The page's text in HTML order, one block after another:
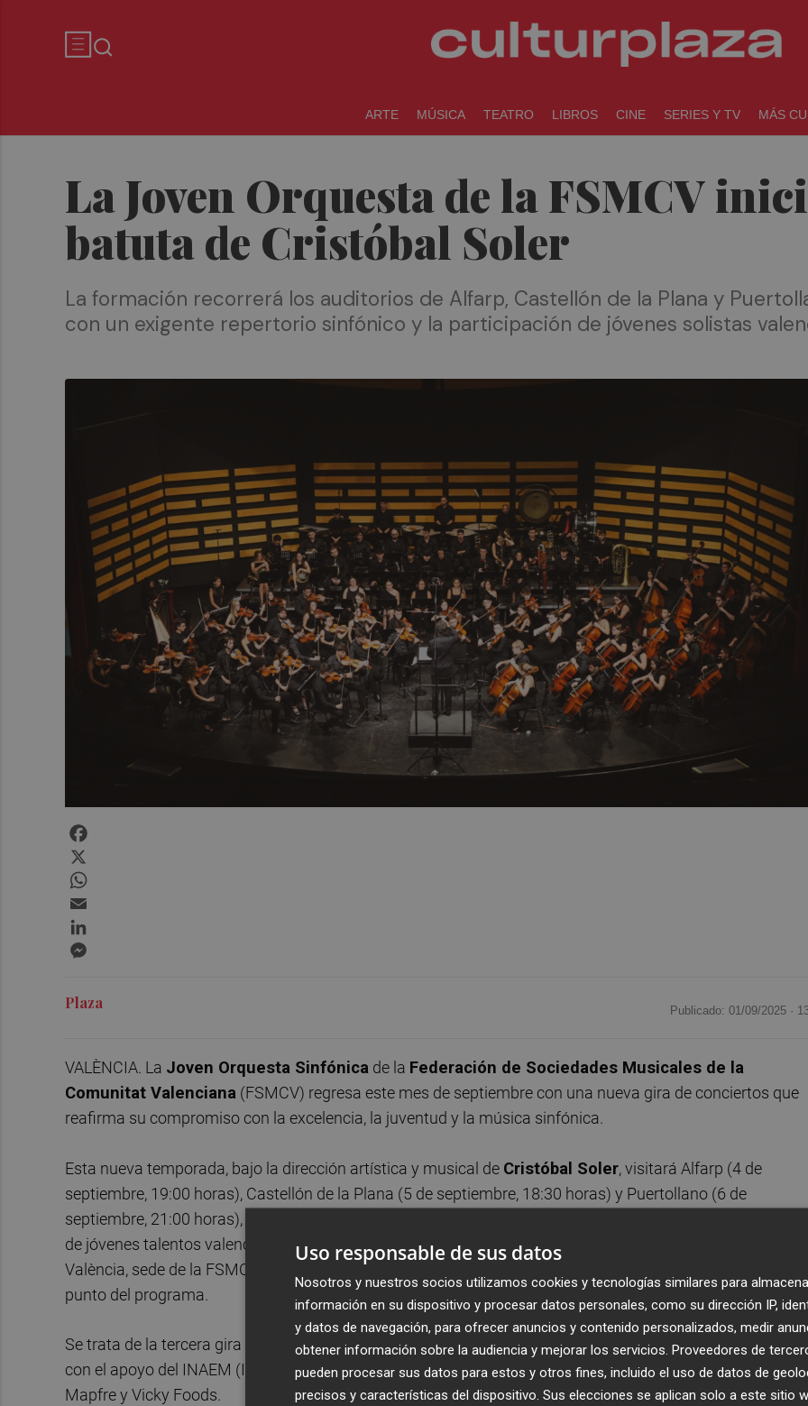
ARTE MÚSICA TEATRO LIBROS CINE SERIES Y TV MÁS
La Joven Orquesta de la FSMCV
batuta de Cristóbal Soler
La formación recorrerá los auditorios de Alfarp, Castellón de la Plana y
con un exigente repertorio sinfónico y la participación de jóvenes solistas
Plaza Publicado: 01/09/2025 ·
VALÈNCIA. La Joven Orquesta Sinfónica de la Federación de Sociedades Musicales de la
Comunitat Valenciana (FSMCV) regresa este mes de septiembre con una nueva gira de conciertos que
reafirma su compromiso con la excelencia, la juventud y la música sinfónica.
Esta nueva temporada, bajo la dirección artística y musical de Cristóbal Soler, visitará Alfarp (4 de
septiembre, 19:00 horas), Castellón de la Plana (5 de septiembre, 18:30 horas) y Puertollano (6 de
septiembre, 21:00 horas), en una propuesta que combina un repertorio de gran exigencia con la
de jóvenes talentos valencianos. El tour está precedido por un encuentro pedagógico en l’Alqueria Julià de
València, sede de la FSMCV, donde los integrantes de la orquesta trabajan durante varios días la puesta a
punto del programa.
Se trata de la tercera gira en la que la formación visita auditorios fuera de la Comunitat Valenciana y
con el apoyo del INAEM (Instituto Nacional de las Artes Escénicas y de la Música), además del patrocinio
Mapfre y Vicky Foods.
Uso responsable de sus datos
Nosotros y nuestros socios utilizamos cookies y tecnologías similares para
información en su dispositivo y procesar datos personales, como su dirección IP,
y datos de navegación, para ofrecer anuncios y contenido personalizados, medir
obtener información sobre la audiencia y mejorar los servicios. Proveedores de
pueden procesar sus datos para estos y otros fines, incluido el uso de datos de
precisos y características del dispositivo. Sus elecciones se aplican solo a este sitio